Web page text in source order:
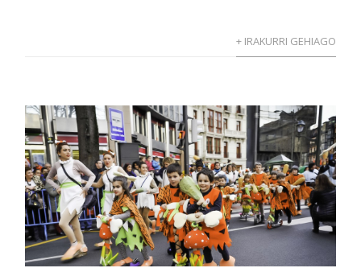
+ IRAKURRI GEHIAGO